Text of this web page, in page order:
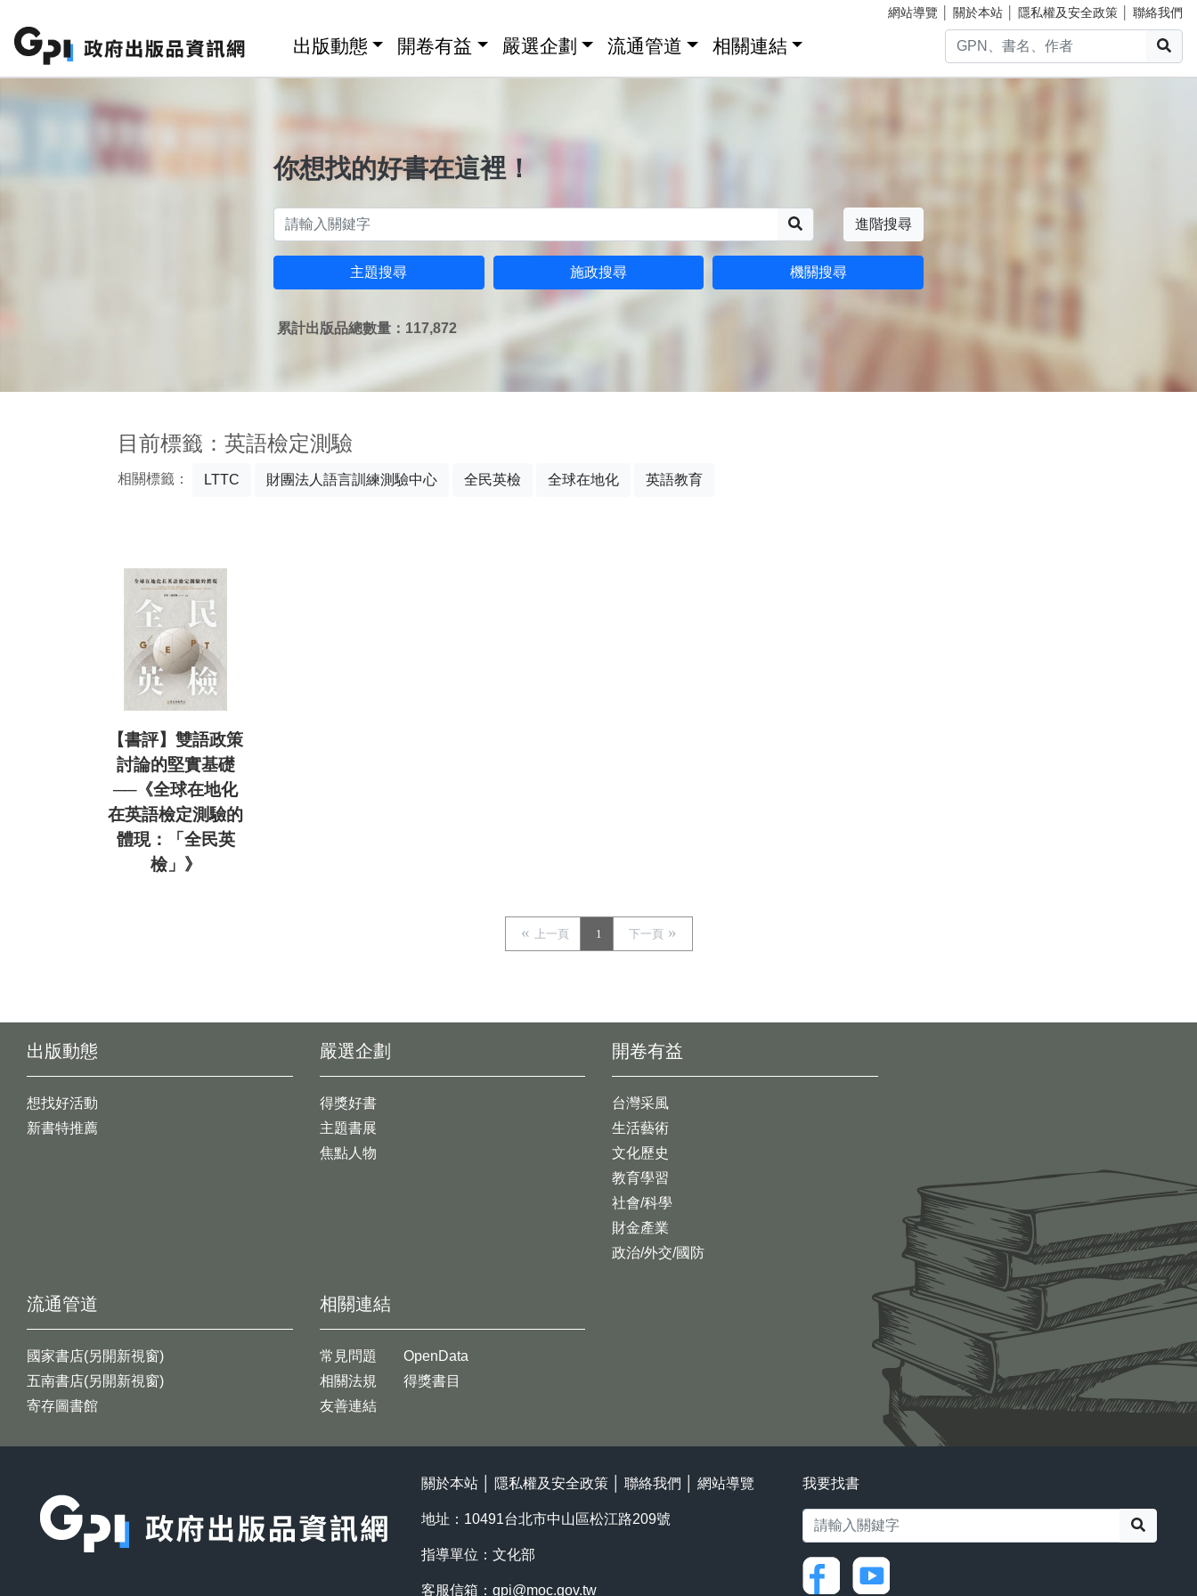
網站導覽 關於本站 隱私權及安全政策 聯絡我們
出版動態 開卷有益 嚴選企劃 流通管道 相關連結
你想找的好書在這裡！
進階搜尋
主題搜尋 施政搜尋 機關搜尋
累計出版品總數量：117,872
目前標籤：英語檢定測驗
相關標籤： LTTC 財團法人語言訓練測驗中心 全民英檢 全球在地化 英語教育
【書評】雙語政策
討論的堅實基礎
──《全球在地化
在英語檢定測驗的
體現：「全民英
檢」》
上一頁 1 下一頁
出版動態
想找好活動
新書特推薦
開卷有益
台灣采風
生活藝術
文化歷史
教育學習
社會/科學
財金產業
政治/外交/國防
嚴選企劃
得獎好書
主題書展
焦點人物
流通管道
國家書店(另開新視窗)
五南書店(另開新視窗)
寄存圖書館
相關連結
常見問題
相關法規
友善連結
OpenData
得獎書目
關於本站 隱私權及安全政策 聯絡我們 網站導覽
地址：10491台北市中山區松江路209號
指導單位：文化部
客服信箱： gpi@moc.gov.tw
我要找書